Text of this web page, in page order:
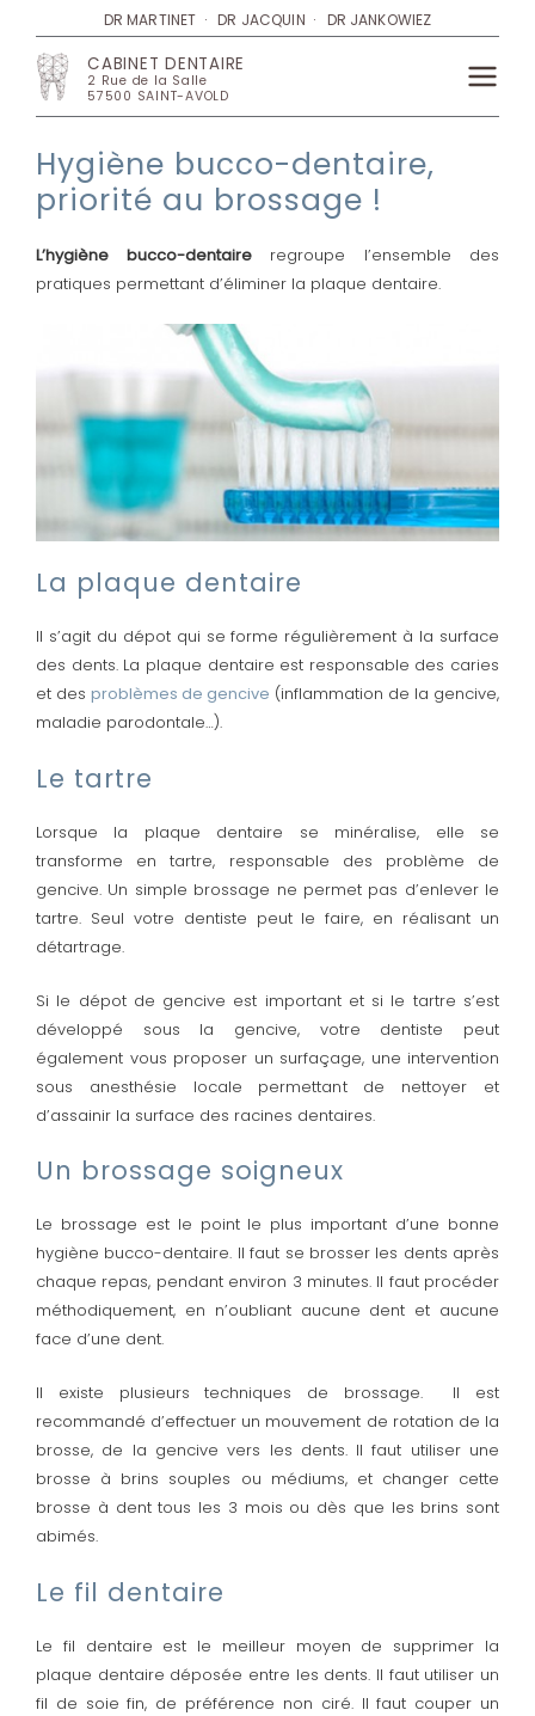
contenu
DR MARTINET · DR JACQUIN · DR JANKOWIEZ
CABINET DENTAIRE
2 Rue de la Salle
57500 SAINT-AVOLD
Main
Hygiène bucco-dentaire,
priorité au brossage !
L’hygiène bucco-dentaireregroupe l’ensemble des
pratiques permettant d’éliminer la plaque dentaire.
La plaque dentaire
Il s’agit du dépot qui se forme régulièrement à la surface
des dents. La plaque dentaire est responsable des caries
et des problèmes de gencive (inflammation de la gencive,
maladie parodontale…).
Le tartre
Lorsque la plaque dentaire se minéralise, elle se
transforme en tartre, responsable des problème de
gencive. Un simple brossage ne permet pas d’enlever le
tartre. Seul votre dentiste peut le faire, en réalisant un
détartrage.
Si le dépot de gencive est important et si le tartre s’est
développé sous la gencive, votre dentiste peut
également vous proposer un surfaçage, une intervention
sous anesthésie locale permettant de nettoyer et
d’assainir la surface des racines dentaires.
Un brossage soigneux
Le brossage est le point le plus important d’une bonne
hygiène bucco-dentaire. Il faut se brosser les dents après
chaque repas, pendant environ 3 minutes. Il faut procéder
méthodiquement, en n’oubliant aucune dent et aucune
face d’une dent.
Il existe plusieurs techniques de brossage. Il est
recommandé d’effectuer un mouvement de rotation de la
brosse, de la gencive vers les dents. Il faut utiliser une
brosse à brins souples ou médiums, et changer cette
brosse à dent tous les 3 mois ou dès que les brins sont
abimés.
Le fil dentaire
Le fil dentaire est le meilleur moyen de supprimer la
plaque dentaire déposée entre les dents. Il faut utiliser un
fil de soie fin, de préférence non ciré. Il faut couper un